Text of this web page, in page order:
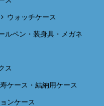
ウォッチケース
ルペン・装身具・メガネ
ス
寿ケース・結納用ケース
ンケース